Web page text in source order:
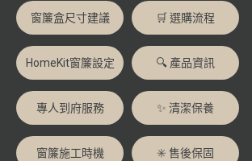
窗簾盒尺寸建議 🛒 選購流程
HomeKit窗簾設定 🔍 產品資訊
專人到府服務 ✨ 清潔保養
窗簾施工時機 ✳️ 售後保固